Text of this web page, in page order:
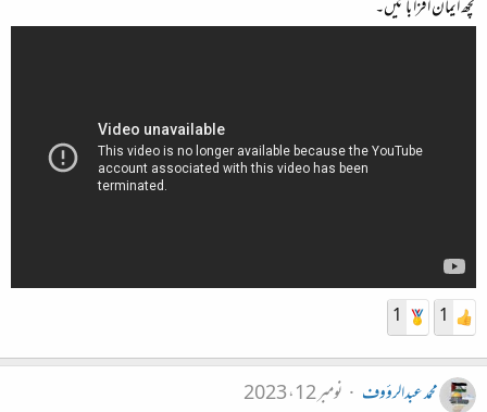
کچھ ایمان افزا باتیں۔
1
1
محمد عبدالرؤوف
نومبر 12، 2023